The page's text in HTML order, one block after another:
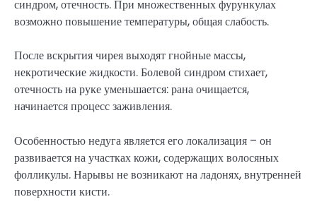
синдром, отечность. При множественных фурункулах
возможно повышение температуры, общая слабость.
После вскрытия чирея выходят гнойные массы,
некротические жидкости. Болевой синдром стихает,
отечность на руке уменьшается: рана очищается,
начинается процесс заживления.
Особенностью недуга является его локализация – он
развивается на участках кожи, содержащих волосяных
фолликулы. Нарывы не возникают на ладонях, внутренней
поверхности кисти.